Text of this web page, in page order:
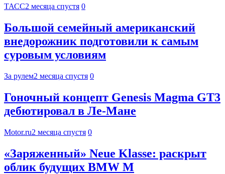
ТАСС2 месяца спустя 0
Большой семейный американский
внедорожник подготовили к самым
суровым условиям
За рулем2 месяца спустя 0
Гоночный концепт Genesis Magma GT3
дебютировал в Ле-Мане
Motor.ru2 месяца спустя 0
«Заряженный» Neue Klasse: раскрыт
облик будущих BMW M